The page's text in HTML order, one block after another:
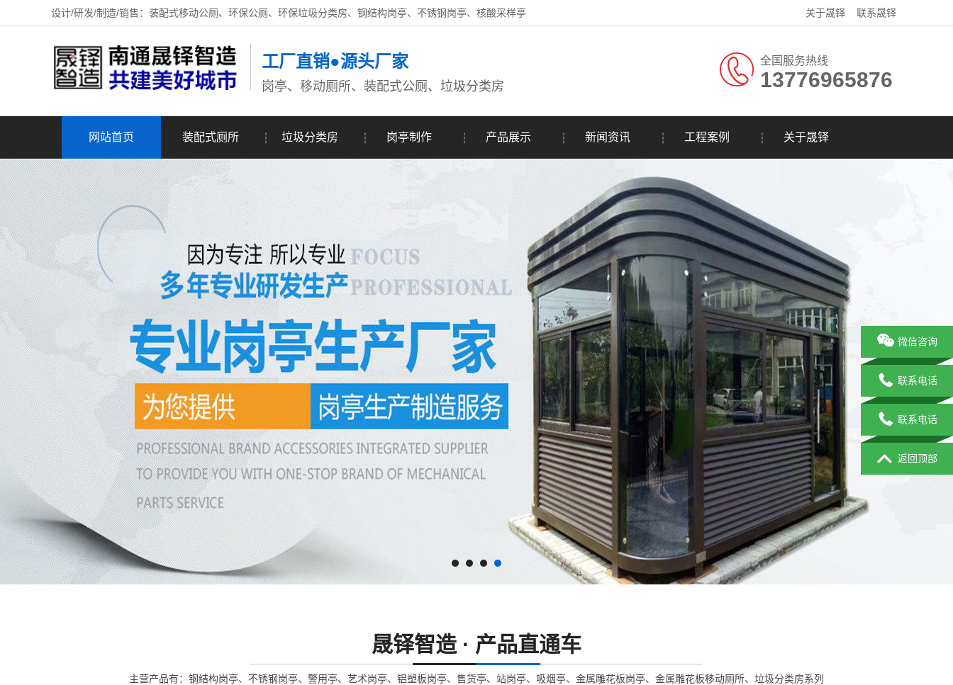
设计/研发/制造/销售：装配式移动公厕、环保公厕、环保垃圾分类房、钢结构岗亭、不锈钢岗亭、核酸采样亭 关于晟铎 联系晟铎
工厂直销●源头厂家
岗亭、移动厕所、装配式公厕、垃圾分类房
全国服务热线
13776965876
网站首页 装配式厕所 垃圾分类房 岗亭制作 产品展示 新闻资讯 工程案例 关于晟铎
晟铎智造 · 产品直通车
主营产品有：钢结构岗亭、不锈钢岗亭、警用亭、艺术岗亭、铝塑板岗亭、售货亭、站岗亭、吸烟亭、金属雕花板岗亭、金属雕花板移动厕所、垃圾分类房系列
微信咨询
联系电话
联系电话
返回顶部